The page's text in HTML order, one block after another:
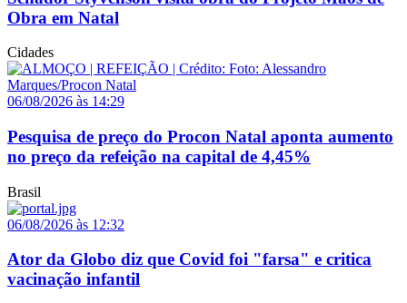
Obra em Natal
Cidades
06/08/2026 às 14:29
Pesquisa de preço do Procon Natal aponta aumento
no preço da refeição na capital de 4,45%
Brasil
06/08/2026 às 12:32
Ator da Globo diz que Covid foi "farsa" e critica
vacinação infantil